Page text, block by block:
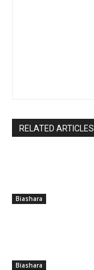
RELATED ARTICLES
Biashara
Biashara